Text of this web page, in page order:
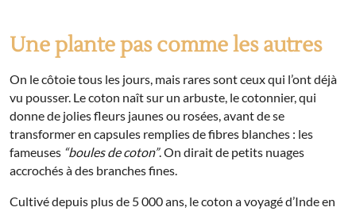
Une plante pas comme les autres
On le côtoie tous les jours, mais rares sont ceux qui l’ont déjà
vu pousser. Le coton naît sur un arbuste, le cotonnier, qui
donne de jolies fleurs jaunes ou rosées, avant de se
transformer en capsules remplies de fibres blanches : les
fameuses “boules de coton”. On dirait de petits nuages
accrochés à des branches fines.
Cultivé depuis plus de 5 000 ans, le coton a voyagé d’Inde en